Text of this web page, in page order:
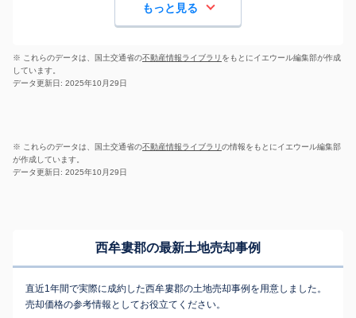
もっと見る
※ これらのデータは、国土交通省の不動産情報ライブラリ をもとにイエウール編集部が作成
しています。
データ更新日: 2025年10月29日
※ これらのデータは、国土交通省の不動産情報ライブラリの情報をもとにイエウール編集部
が作成しています。
データ更新日: 2025年10月29日
西牟婁郡の最新土地売却事例
直近1年間で実際に成約した西牟婁郡の土地売却事例を用意しました。
売却価格の参考情報としてお役立てください。